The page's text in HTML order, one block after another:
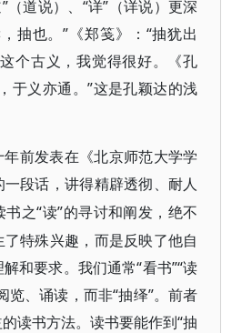
（道说）、“详”（详说）更深
抽也。”《郑笺》：“抽犹出
个古义，我觉得很好。《孔
于义亦通。”这是孔颖达的浅
前发表在《北京师范大学学
段话，讲得精辟透彻、耐人
书之“读”的寻讨和阐发，绝不
特殊兴趣，而是反映了他自
和要求。我们通常“看书”“读
览、诵读，而非“抽绎”。前者
读书方法。读书要能作到“抽